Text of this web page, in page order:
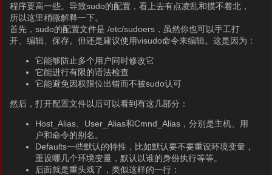
程序要高一些。导致sudo的配置，看上去有点凌乱和摸不着北，
所以这里稍微解释一下。
首先，sudo的配置文件是 /etc/sudoers，虽然你也可以手工打
开、编辑、保存。但还是建议使用visudo命令来编辑。这是因为：
它能够防止多个用户同时修改它
它能进行有限的语法检查
它能避免因权限位出错而不被sudo认可
然后，打开配置文件以后可以看到有这几部分：
Host_Alias、User_Alias和Cmnd_Alias，分别是主机、用
户和命令的别名。
Defaults一些默认的特性，比如默认要不要重设环境变量，
重设哪几个环境变量，默认以谁的身份执行等等。
后面就是重头戏了，类似这样的一行：